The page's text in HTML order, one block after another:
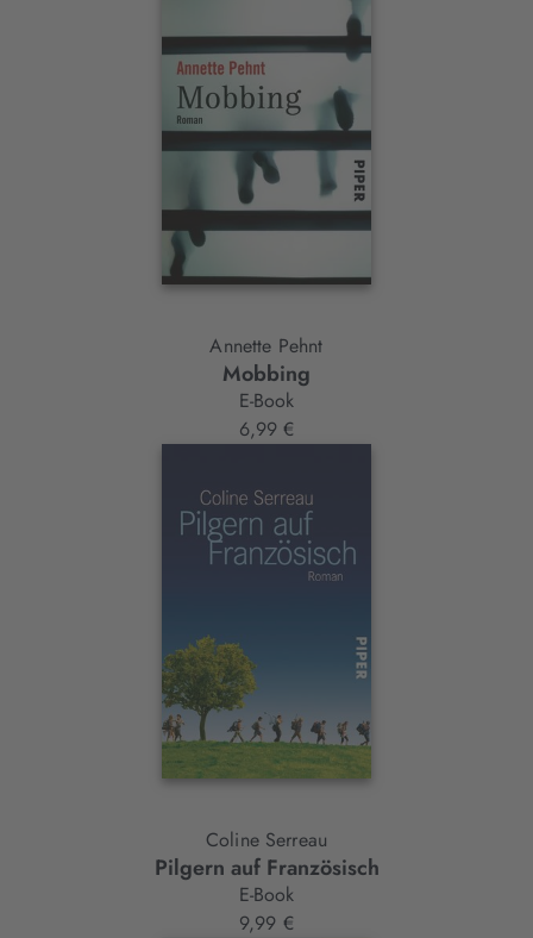
Annette Pehnt
Mobbing
E-Book
6,99 €
Coline Serreau
Pilgern auf Französisch
E-Book
9,99 €